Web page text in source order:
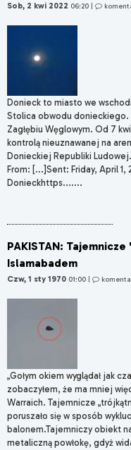
Sob, 2 kwi 2022 06:20
Donieck to miasto we
Stolica obwodu donieckiego.
Zagłębiu Węglowym. Od 7
kontrolą nieuznawanej na
Donieckiej Republiki
From: [...]Sent: Friday, April
Donieckhttps.......
PAKISTAN:
Islamabadem
Czw, 1 sty 1970 01:00
„Gołym okiem wyglądał jak
zobaczyłem, że ma mniej
Warraich. Tajemnicze
poruszało się w sposób
balonem.Tajemniczy obiekt
metaliczną powłokę, gdyż